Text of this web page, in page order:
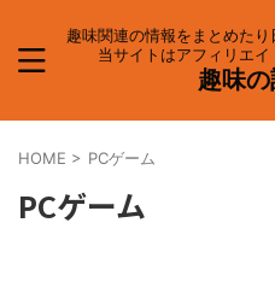
趣味関連の情報をまとめたり
当サイトはアフィリエイ
趣味
HOME > PCゲーム
PCゲーム